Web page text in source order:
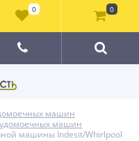
машин
машин
машины Indesit/Whirlpool
0 0